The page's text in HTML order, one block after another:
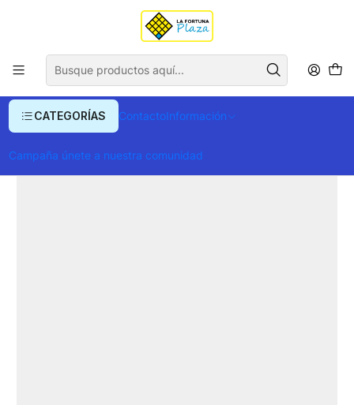
CATEGORÍAS ContactoInformación
Campaña únete a nuestra comunidad
Envío gratis para compras superiores a $ 400.000
Cinturón Velez Unifaz Cyclon De Cuero